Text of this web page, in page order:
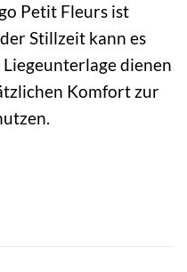
Petit Fleurs ist
Stillzeit kann es
dienen
Komfort zur